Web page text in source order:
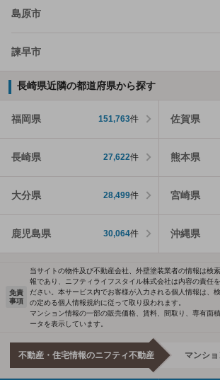
島原市
諫早市
長崎県近隣の都道府県から探す
福岡県 151,763件 佐賀県
長崎県 27,622件 熊本県
大分県 28,499件 宮崎県
鹿児島県 30,064件 沖縄県
免責
事項
当サイトの物件及び不動産会社、外壁塗装業者の情報は検
報であり、ニフティライフスタイル株式会社は内容の責任
ださい。本サービス内でお客様が入力される個人情報は、
の定める個人情報規約に従って取り扱われます。
マンション情報の一部の販売価格、賃料、間取り、専有面
ータを表示しています。
不動産・住宅情報のニフティ不動産 マンシ